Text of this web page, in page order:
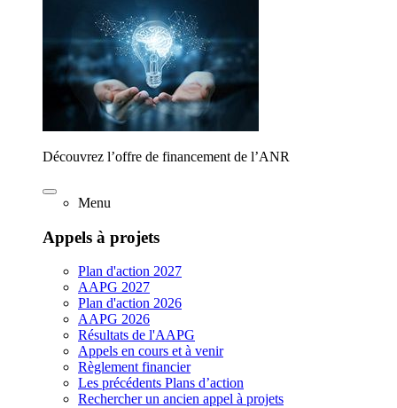
Découvrez l’offre de financement de l’ANR
Menu
Appels à projets
Plan d'action 2027
AAPG 2027
Plan d'action 2026
AAPG 2026
Résultats de l'AAPG
Appels en cours et à venir
Règlement financier
Les précédents Plans d’action
Rechercher un ancien appel à projets